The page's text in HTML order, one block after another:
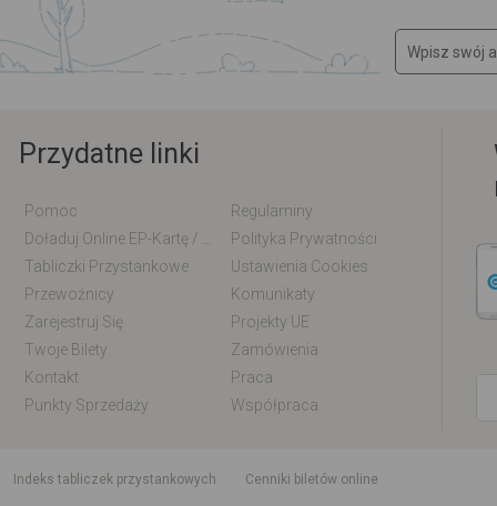
Przydatne linki
Pomoc
Regulaminy
Polityka Prywatności
Tabliczki Przystankowe
Ustawienia Cookies
Przewoźnicy
Komunikaty
Zarejestruj Się
Projekty UE
Twoje Bilety
Zamówienia
Kontakt
Praca
Punkty Sprzedaży
Współpraca
indeks tabliczek przystankowych
Cenniki biletów online